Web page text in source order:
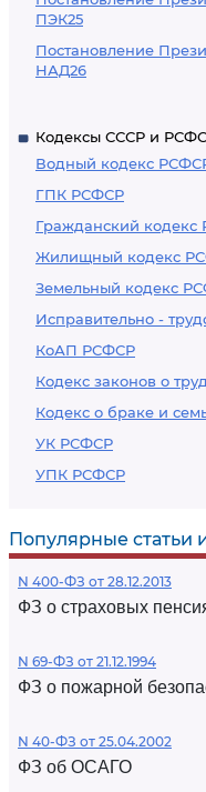
ПЭК25
Постановление
НАД26
Кодексы СССР и
Водный кодекс
ГПК РСФСР
Гражданский
Жилищный кодекс
Земельный кодекс
Исправительно -
КоАП РСФСР
Кодекс законов о
Кодекс о браке и
УК РСФСР
УПК РСФСР
Популярные статьи
N 400-ФЗ от 28.12.2013
ФЗ о страховых
N 69-ФЗ от 21.12.1994
ФЗ о пожарной
N 40-ФЗ от 25.04.2002
ФЗ об ОСАГО